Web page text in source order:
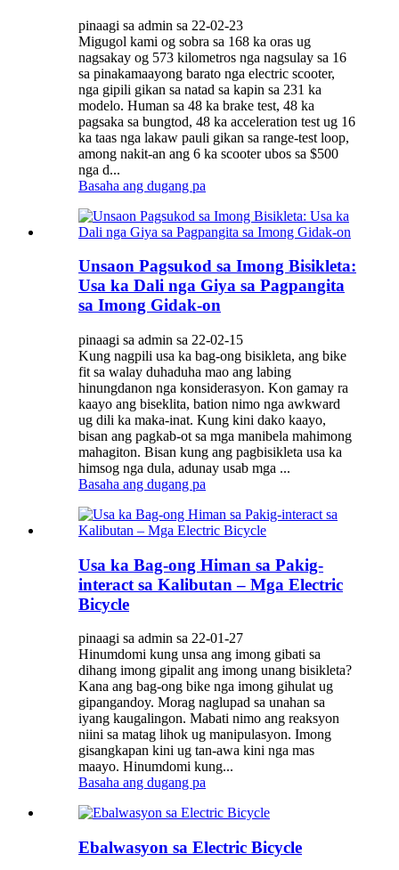
pinaagi sa admin sa 22-02-23
Migugol kami og sobra sa 168 ka oras ug
nagsakay og 573 kilometros nga nagsulay sa 16
sa pinakamaayong barato nga electric scooter,
nga gipili gikan sa natad sa kapin sa 231 ka
modelo. Human sa 48 ka brake test, 48 ka
pagsaka sa bungtod, 48 ka acceleration test ug 16
ka taas nga lakaw pauli gikan sa range-test loop,
among nakit-an ang 6 ka scooter ubos sa $500
nga d...
Basaha ang dugang pa
Unsaon Pagsukod sa Imong Bisikleta:
Usa ka Dali nga Giya sa Pagpangita
sa Imong Gidak-on
pinaagi sa admin sa 22-02-15
Kung nagpili usa ka bag-ong bisikleta, ang bike
fit sa walay duhaduha mao ang labing
hinungdanon nga konsiderasyon. Kon gamay ra
kaayo ang biseklita, bation nimo nga awkward
ug dili ka maka-inat. Kung kini dako kaayo,
bisan ang pagkab-ot sa mga manibela mahimong
mahagiton. Bisan kung ang pagbisikleta usa ka
himsog nga dula, adunay usab mga ...
Basaha ang dugang pa
Usa ka Bag-ong Himan sa Pakig-
interact sa Kalibutan – Mga Electric
Bicycle
pinaagi sa admin sa 22-01-27
Hinumdomi kung unsa ang imong gibati sa
dihang imong gipalit ang imong unang bisikleta?
Kana ang bag-ong bike nga imong gihulat ug
gipangandoy. Morag naglupad sa unahan sa
iyang kaugalingon. Mabati nimo ang reaksyon
niini sa matag lihok ug manipulasyon. Imong
gisangkapan kini ug tan-awa kini nga mas
maayo. Hinumdomi kung...
Basaha ang dugang pa
Ebalwasyon sa Electric Bicycle